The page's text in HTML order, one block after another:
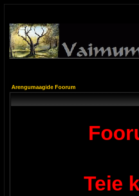
Arengumaagide Foorum
Teie